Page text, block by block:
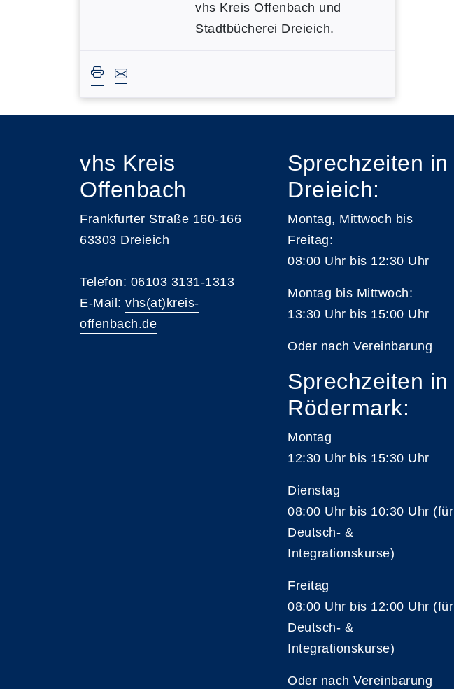
vhs Kreis Offenbach und
Stadtbücherei Dreieich.
vhs Kreis
Offenbach
Frankfurter Straße 160-166
63303 Dreieich
Telefon: 06103 3131-1313
E-Mail: vhs(at)kreis-
offenbach.de
Sprechzeiten in
Dreieich:
Montag, Mittwoch bis
Freitag:
08:00 Uhr bis 12:30 Uhr
Montag bis Mittwoch:
13:30 Uhr bis 15:00 Uhr
Oder nach Vereinbarung
Sprechzeiten in
Rödermark:
Montag
12:30 Uhr bis 15:30 Uhr
Dienstag
08:00 Uhr bis 10:30 Uhr (für
Deutsch- &
Integrationskurse)
Freitag
08:00 Uhr bis 12:00 Uhr (für
Deutsch- &
Integrationskurse)
Oder nach Vereinbarung